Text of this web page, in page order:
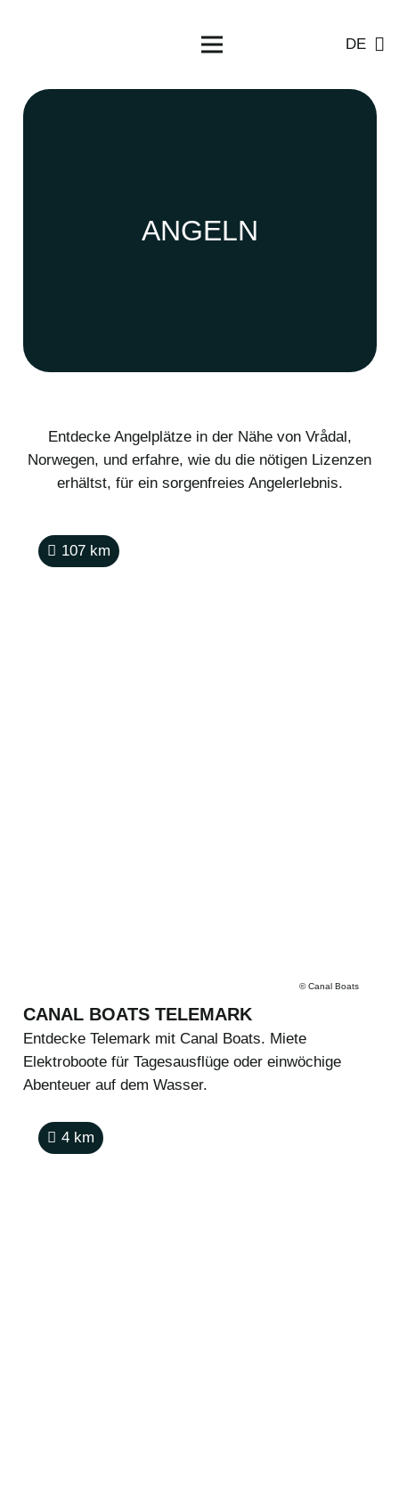
DE
ANGELN
Entdecke Angelplätze in der Nähe von Vrådal,
Norwegen, und erfahre, wie du die nötigen Lizenzen
erhältst, für ein sorgenfreies Angelerlebnis.
©Canal Boats
107 km
CANAL BOATS TELEMARK
Entdecke Telemark mit Canal Boats. Miete
Elektroboote für Tagesausflüge oder einwöchige
Abenteuer auf dem Wasser.
4 km